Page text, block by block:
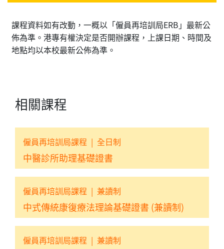
課程資料如有改動，一概以「僱員再培訓局ERB」最新公
佈為準。港專有權決定是否開辦課程，上課日期、時間及
地點均以本校最新公佈為準。
相關課程
僱員再培訓局課程 | 全日制
中醫診所助理基礎證書
僱員再培訓局課程 | 兼讀制
中式傳統康復療法理論基礎證書 (兼讀制)
僱員再培訓局課程 | 兼讀制